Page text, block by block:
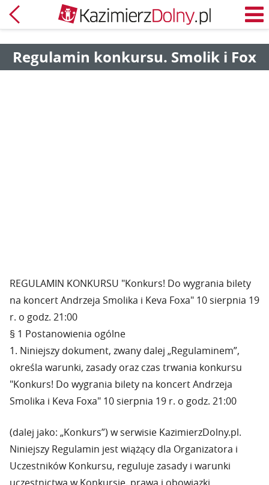
Powrót
Regulamin konkursu. Smolik i Fox
REGULAMIN KONKURSU "Konkurs! Do wygrania bilety
na koncert Andrzeja Smolika i Keva Foxa" 10 sierpnia 19
r. o godz. 21:00
§ 1 Postanowienia ogólne
1. Niniejszy dokument, zwany dalej „Regulaminem”,
określa warunki, zasady oraz czas trwania konkursu
"Konkurs! Do wygrania bilety na koncert Andrzeja
Smolika i Keva Foxa" 10 sierpnia 19 r. o godz. 21:00
(dalej jako: „Konkurs”) w serwisie KazimierzDolny.pl.
Niniejszy Regulamin jest wiążący dla Organizatora i
Uczestników Konkursu, reguluje zasady i warunki